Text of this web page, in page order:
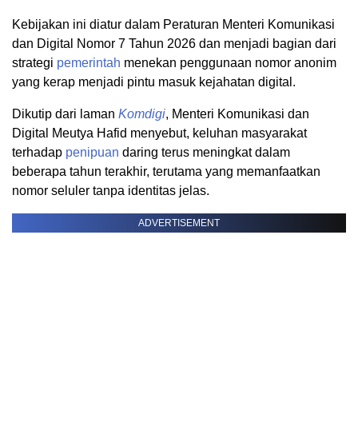
Kebijakan ini diatur dalam Peraturan Menteri Komunikasi
dan Digital Nomor 7 Tahun 2026 dan menjadi bagian dari
strategi pemerintah menekan penggunaan nomor anonim
yang kerap menjadi pintu masuk kejahatan digital.
Dikutip dari laman Komdigi, Menteri Komunikasi dan
Digital Meutya Hafid menyebut, keluhan masyarakat
terhadap penipuan daring terus meningkat dalam
beberapa tahun terakhir, terutama yang memanfaatkan
nomor seluler tanpa identitas jelas.
ADVERTISEMENT